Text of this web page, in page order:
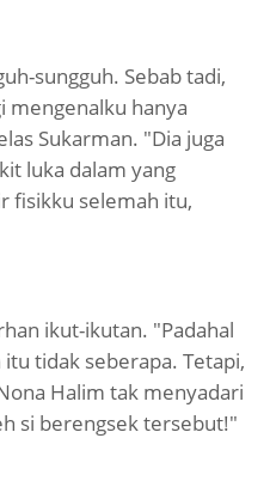
sungguh. Sebab tadi,
mengenalku hanya
Sukarman. "Dia juga
luka dalam yang
fisikku selemah itu,
ikut-ikutan. "Padahal
tidak seberapa. Tetapi,
Halim tak menyadari
si berengsek tersebut!"